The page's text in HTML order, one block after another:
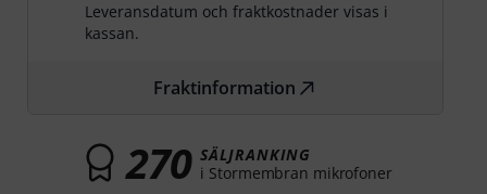
Leveransdatum och fraktkostnader visas i
kassan.
Fraktinformation
270 SÄLJRANKING
i Stormembran mikrofoner